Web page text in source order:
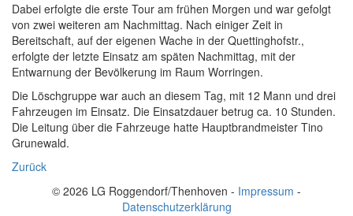
Dabei erfolgte die erste Tour am frühen Morgen und war gefolgt
von zwei weiteren am Nachmittag. Nach einiger Zeit in
Bereitschaft, auf der eigenen Wache in der Quettinghofstr.,
erfolgte der letzte Einsatz am späten Nachmittag, mit der
Entwarnung der Bevölkerung im Raum Worringen.
Die Löschgruppe war auch an diesem Tag, mit 12 Mann und drei
Fahrzeugen im Einsatz. Die Einsatzdauer betrug ca. 10 Stunden.
Die Leitung über die Fahrzeuge hatte Hauptbrandmeister Tino
Grunewald.
Zurück
© 2026 LG Roggendorf/Thenhoven - Impressum -
Datenschutzerklärung